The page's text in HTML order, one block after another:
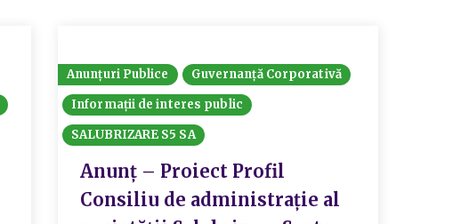
Anunțuri Publice
Guvernanță Corporativă
Informații de interes public
SALUBRIZARE S5 SA
Anunț – Proiect Profil
Consiliu de administrație al